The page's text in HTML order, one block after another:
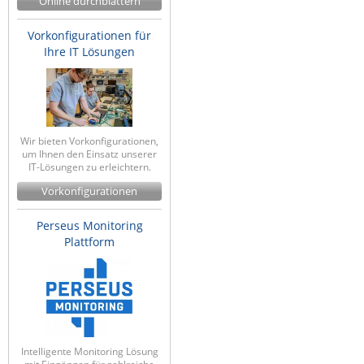
Vorkonfigurationen für
Ihre IT Lösungen
Wir bieten Vorkonfigurationen,
um Ihnen den Einsatz unserer
IT-Lösungen zu erleichtern.
Vorkonfigurationen
Perseus Monitoring
Plattform
Intelligente Monitoring Lösung